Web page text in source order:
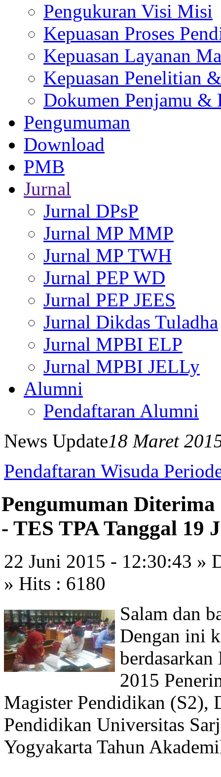
Pengukuran Visi Misi
Kepuasan Proses
Kepuasan Layanan
Kepuasan Penelitian
Dokumen Penjamu &
Pengumuman
Download
PMB
Jurnal
Jurnal DPsP
Jurnal MP MMP
Jurnal MP TWH
Jurnal PEP WD
Jurnal PEP JEES
Jurnal Dikdas Tuladha
Jurnal MPBI ELP
Jurnal MPBI JELLy
Alumni
Pendaftaran Alumni
News Update18 Maret
Pendaftaran Wisuda
Pengumuman
- TES TPA Tanggal 19
22 Juni 2015 - 12:30:43 »
» Hits : 6180
Salam dan
Dengan ini
2015
Magister Pendidikan (S2),
Pendidikan Universitas
Yogyakarta Tahun